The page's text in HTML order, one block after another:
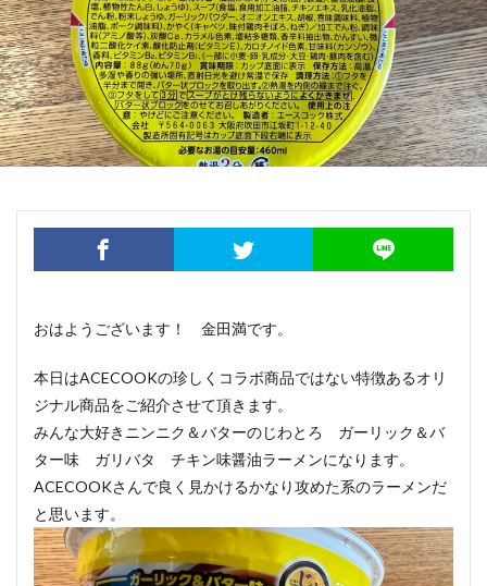
おはようございます！ 金田満です。
本日はACECOOKの珍しくコラボ商品ではない特徴あるオリ
ジナル商品をご紹介させて頂きます。
みんな大好きニンニク＆バターのじわとろ ガーリック＆バ
ター味 ガリバタ チキン味醤油ラーメンになります。
ACECOOKさんで良く見かけるかなり攻めた系のラーメンだ
と思います。